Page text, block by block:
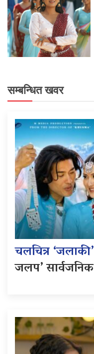
सम्बन्धित खवर
चलचित्र ‘जलाकी’
जलप’ सार्वजनिक